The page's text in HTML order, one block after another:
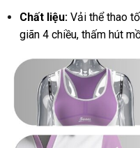
Chất liệu:Vải thể thao
giãn 4 chiều, thấm hút